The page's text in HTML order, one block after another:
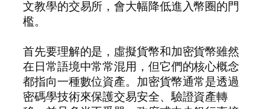
文教學的交易所，會大幅降低進入幣圈的門
檻。
首先要理解的是，虛擬貨幣和加密貨幣雖然
在日常語境中常常混用，但它們的核心概念
都指向一種數位資產。加密貨幣通常是透過
密碼學技術來保護交易安全、驗證資產轉